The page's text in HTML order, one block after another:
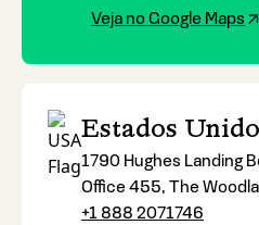
Veja no Google Maps
Estados
1790 Hughes Landing
Office 455, The
+1 888 2071746